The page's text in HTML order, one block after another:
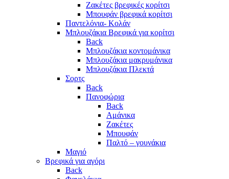
Ζακέτες βρεφικές κορίτσι
Μπουφάν βρεφικά κορίτσι
Παντελόνια- Κολάν
Μπλουζάκια Βρεφικά για κορίτσι
Back
Μπλουζάκια κοντομάνικα
Μπλουζάκια μακρυμάνικα
Μπλουζάκια Πλεκτά
Σορτς
Back
Πανοφώρια
Back
Αμάνικα
Ζακέτες
Μπουφάν
Παλτό – γουνάκια
Μαγιό
Βρεφικά για αγόρι
Back